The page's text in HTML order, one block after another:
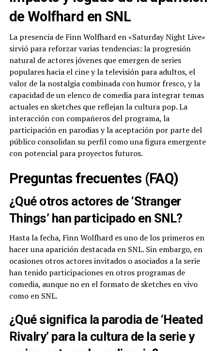
de Wolfhard en SNL
La presencia de Finn Wolfhard en «Saturday Night Live»
sirvió para reforzar varias tendencias: la progresión
natural de actores jóvenes que emergen de series
populares hacia el cine y la televisión para adultos, el
valor de la nostalgia combinada con humor fresco, y la
capacidad de un elenco de comedia para integrar temas
actuales en sketches que reflejan la cultura pop. La
interacción con compañeros del programa, la
participación en parodias y la aceptación por parte del
público consolidan su perfil como una figura emergente
con potencial para proyectos futuros.
Preguntas frecuentes (FAQ)
¿Qué otros actores de ‘Stranger
Things’ han participado en SNL?
Hasta la fecha, Finn Wolfhard es uno de los primeros en
hacer una aparición destacada en SNL. Sin embargo, en
ocasiones otros actores invitados o asociados a la serie
han tenido participaciones en otros programas de
comedia, aunque no en el formato de sketches en vivo
como en SNL.
¿Qué significa la parodia de ‘Heated
Rivalry’ para la cultura de la serie y